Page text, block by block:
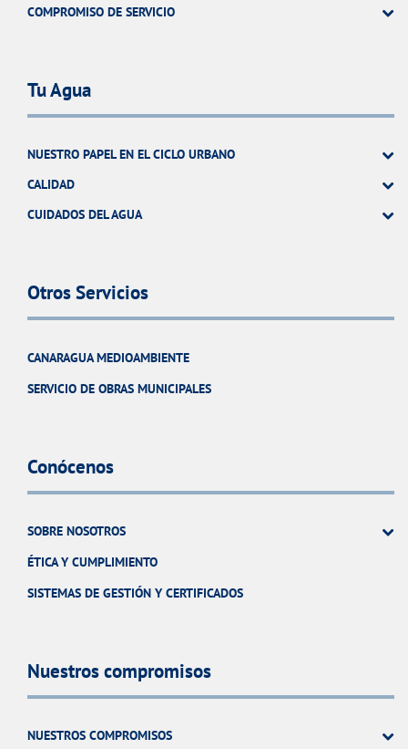
COMPROMISO DE SERVICIO
Tu Agua
NUESTRO PAPEL EN EL CICLO URBANO
CALIDAD
CUIDADOS DEL AGUA
Otros Servicios
CANARAGUA MEDIOAMBIENTE
SERVICIO DE OBRAS MUNICIPALES
Conócenos
SOBRE NOSOTROS
ÉTICA Y CUMPLIMIENTO
SISTEMAS DE GESTIÓN Y CERTIFICADOS
Nuestros compromisos
NUESTROS COMPROMISOS